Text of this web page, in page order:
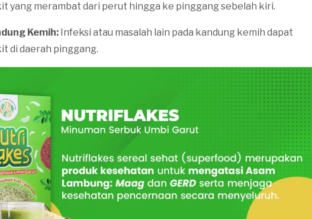
yang merambat dari perut hingga ke pinggang sebelah kiri.
Kemih: Infeksi atau masalah lain pada kandung kemih dapat
di daerah pinggang.